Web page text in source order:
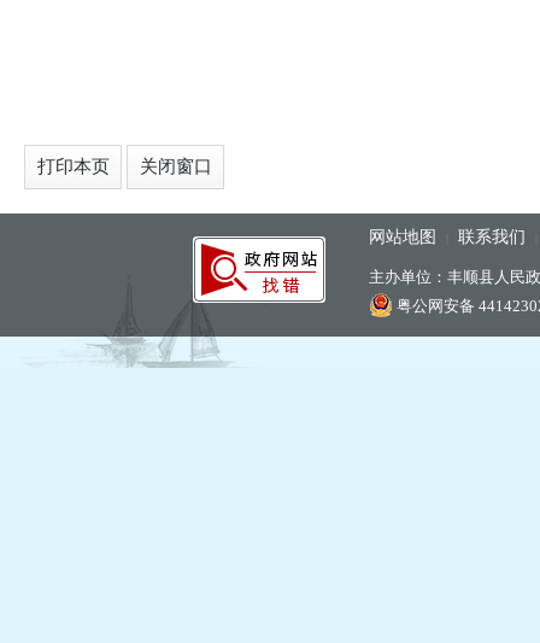
打印本页 关闭窗口
网站地图 联系我们
主办单位：丰顺县人民
粤公网安备